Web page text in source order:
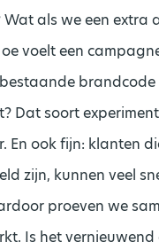
als we een extra
voelt een
brandcode
Dat soort
En ook fijn: klanten
zijn, kunnen veel
proeven we
Is het vernieuwend